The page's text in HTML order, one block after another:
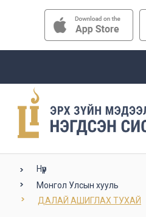
Нүүр
Монгол Улсын хууль
ДАЛАЙ АШИГЛАХ ТУХАЙ